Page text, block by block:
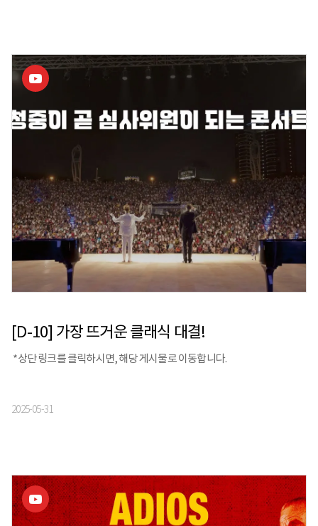
[D-10] 가장 뜨거운 클래식 대결!
*상단 링크를 클릭하시면, 해당 게시물로 이동합니다.
2025-05-31